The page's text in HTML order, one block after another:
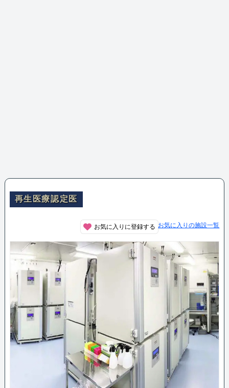
再生医療認定医
お気に入りに登録する お気に入りの施設一覧